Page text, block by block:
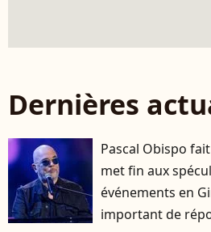
Dernières
Pascal Obispo
met fin aux
événements en
important de